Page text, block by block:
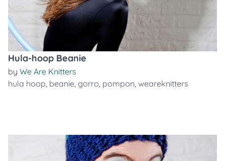
Hula-hoop Beanie
by We Are Knitters
hula hoop, beanie, gorro, pompon, weareknitters